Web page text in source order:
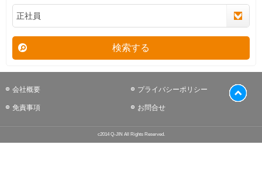
検索する
会社概要 プライバシーポリシー
免責事項 お問合せ
c2014 Q-JIN All Rights Reserved.